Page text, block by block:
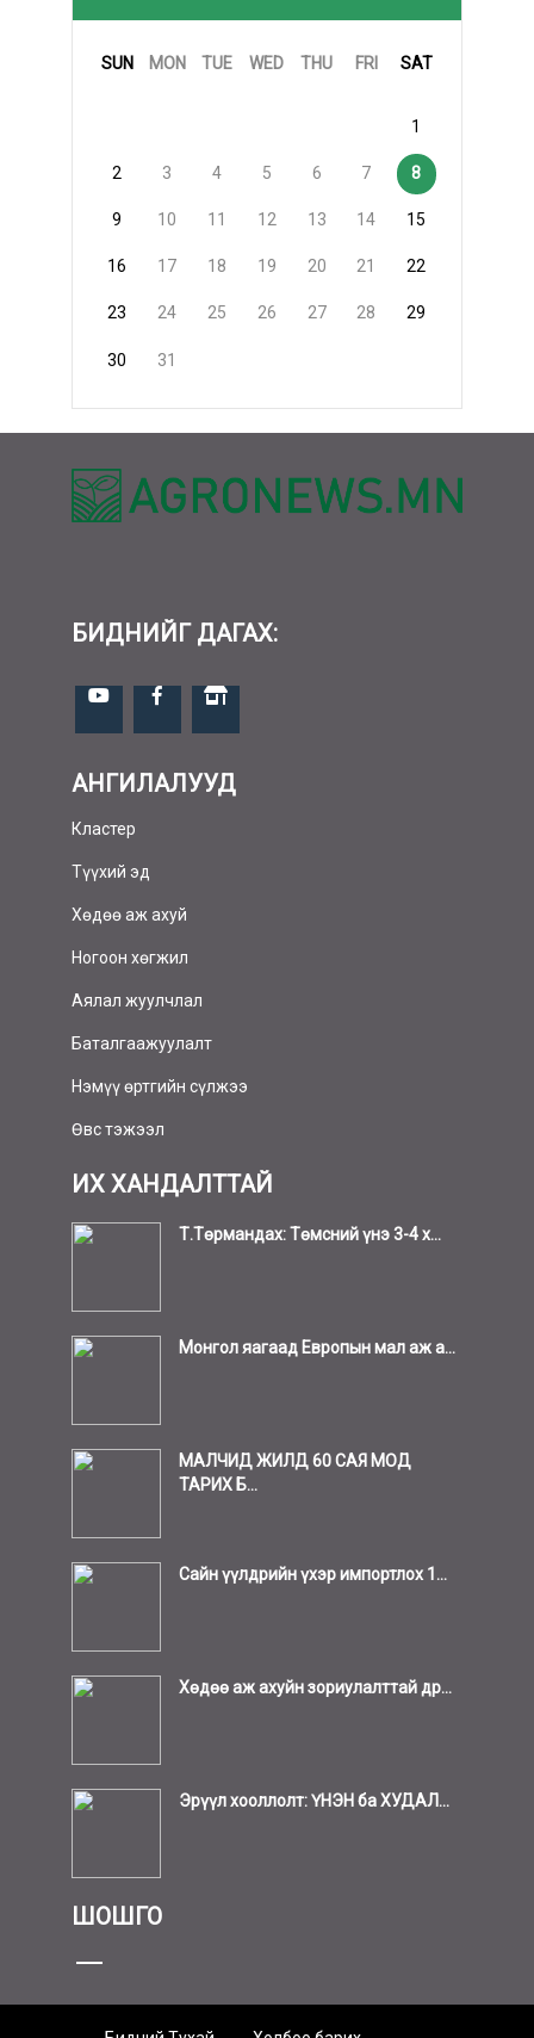
SUN MON TUE WED THU FRI SAT
1
2 3 4 5 6 7 8
9 10 11 12 13 14 15
16 17 18 19 20 21 22
23 24 25 26 27 28 29
30 31
БИДНИЙГ ДАГАХ:
АНГИЛАЛУУД
Кластер
Түүхий эд
Хөдөө аж ахуй
Ногоон хөгжил
Аялал жуулчлал
Баталгаажуулалт
Нэмүү өртгийн сүлжээ
Өвс тэжээл
ИХ ХАНДАЛТТАЙ
Т.Төрмандах: Төмсний үнэ 3-4 х...
Монгол яагаад Европын мал аж а...
МАЛЧИД ЖИЛД 60 САЯ МОД
ТАРИХ Б...
Сайн үүлдрийн үхэр импортлох 1...
Хөдөө аж ахуйн зориулалттай др...
Эрүүл хооллолт: ҮНЭН ба ХУДАЛ...
ШОШГО